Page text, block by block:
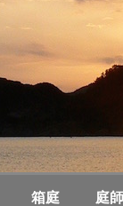
箱庭 庭師